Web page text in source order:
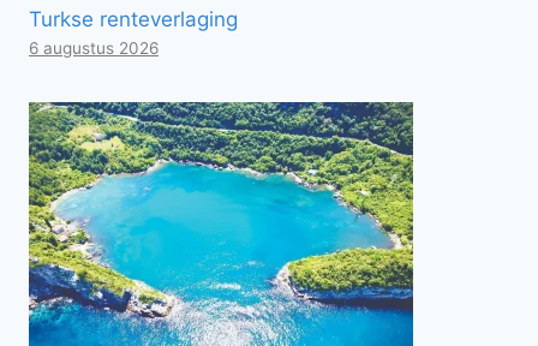
Turkse renteverlaging
6 augustus 2026